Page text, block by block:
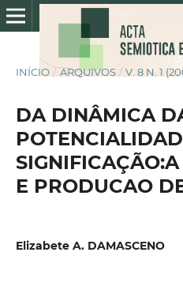
INÍCIO / ARQUIVOS / V. 8 N. 1
DA DINÂMICA
E PRODUCAO
Elizabete A. DAMASCENO